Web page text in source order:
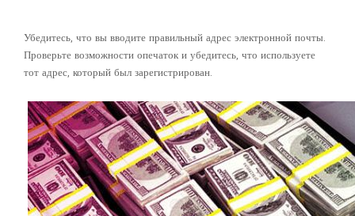
Убедитесь, что вы вводите правильный адрес электронной почты.
Проверьте возможности опечаток и убедитесь, что используете
тот адрес, который был зарегистрирован.